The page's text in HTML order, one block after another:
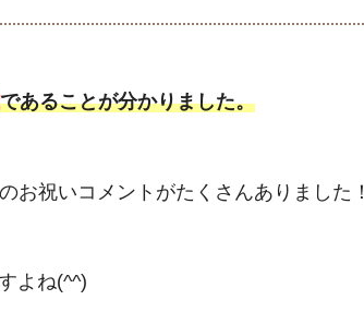
であることが分かりました。
お祝いコメントがたくさんありました！
よね(^^)